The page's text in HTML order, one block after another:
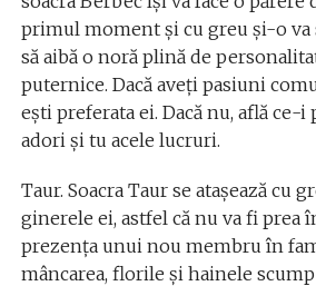
primul moment şi cu greu şi-o va
să aibă o noră plină de
puternice. Dacă aveţi pasiuni
eşti preferata ei. Dacă nu, află ce-i
adori şi tu acele lucruri.
Taur. Soacra Taur se ataşează cu
ginerele ei, astfel că nu va fi prea
prezenţa unui nou membru în
mâncarea, florile şi hainele